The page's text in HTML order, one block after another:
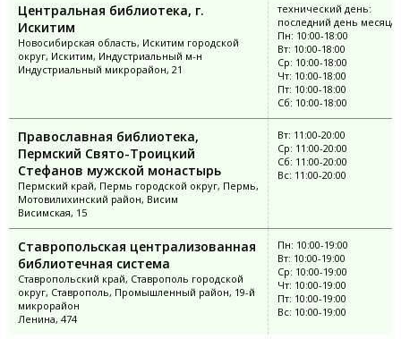
Центральная библиотека, г.
Искитим
Новосибирская область, Искитим городской
округ, Искитим, Индустриальный м-н
Индустриальный микрорайон, 21
технический день:
последний день месяца
Пн: 10:00-18:00
Вт: 10:00-18:00
Ср: 10:00-18:00
Чт: 10:00-18:00
Пт: 10:00-18:00
Сб: 10:00-18:00
Православная библиотека,
Пермский Свято-Троицкий
Стефанов мужской монастырь
Пермский край, Пермь городской округ, Пермь,
Мотовилихинский район, Висим
Висимская, 15
Вт: 11:00-20:00
Ср: 11:00-20:00
Сб: 11:00-20:00
Вс: 11:00-20:00
Ставропольская централизованная
библиотечная система
Ставропольский край, Ставрополь городской
округ, Ставрополь, Промышленный район, 19-й
микрорайон
Ленина, 474
Пн: 10:00-19:00
Вт: 10:00-19:00
Ср: 10:00-19:00
Чт: 10:00-19:00
Пт: 10:00-19:00
Вс: 10:00-19:00